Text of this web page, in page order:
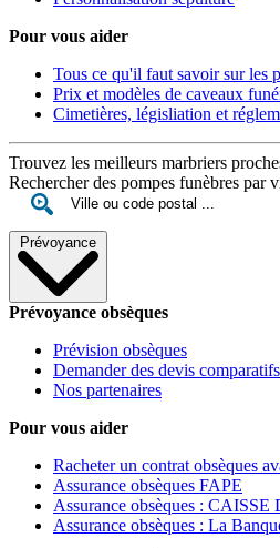
Pour vous aider
Tous ce qu'il faut savoir sur les
Prix et modèles de caveaux
Cimetières, législiation et
Trouvez les meilleurs marbriers
Rechercher des pompes funèbres par
Prévoyance
Prévoyance obsèques
Prévision obsèques
Demander des devis comparatifs
Nos partenaires
Pour vous aider
Racheter un contrat obsèques
Assurance obsèques FAPE
Assurance obsèques : CAISSE
Assurance obsèques : La